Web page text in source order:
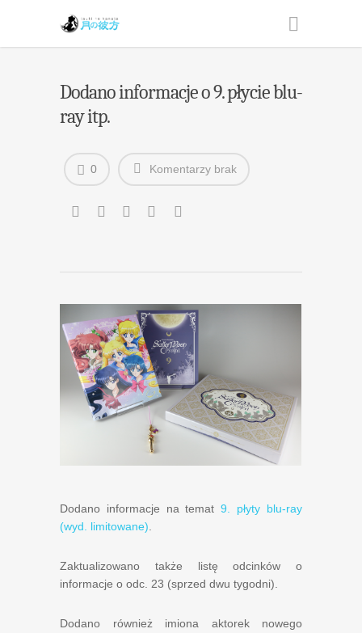
Dodano informacje o 9. płycie blu-
ray itp.
Komentarzy brak
0
Dodano informacje na temat9. płyty blu-ray
(wyd. limitowane)
Zaktualizowano także listę odcinków o
informacje o odc. 23 (sprzed dwu tygodni).
Dodano również imiona aktorek nowego